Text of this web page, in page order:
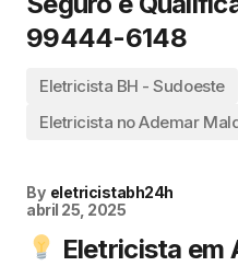
99444-6148
Eletricista BH - Sudoeste
Eletricista no Ademar
By eletricistabh24h
abril 25, 2025
Eletricista em